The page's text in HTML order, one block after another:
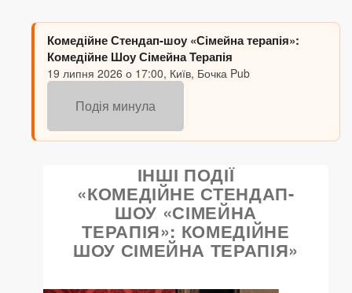
Комедійне Стендап-шоу «Сімейна терапія»:
Комедійне Шоу Сімейна Терапія
19 липня 2026 о 17:00, Київ, Бочка Pub
Подія минула
ІНШІ ПОДІЇ
«КОМЕДІЙНЕ СТЕНДАП-
ШОУ «СІМЕЙНА
ТЕРАПІЯ»: КОМЕДІЙНЕ
ШОУ СІМЕЙНА ТЕРАПІЯ»